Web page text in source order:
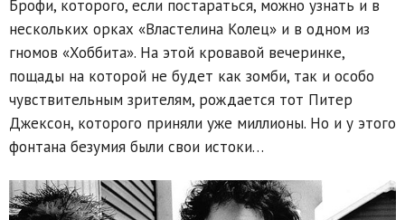
Брофи, которого, если постараться, можно узнать и в
нескольких орках «Властелина Колец» и в одном из
гномов «Хоббита». На этой кровавой вечеринке,
пощады на которой не будет как зомби, так и особо
чувствительным зрителям, рождается тот Питер
Джексон, которого приняли уже миллионы. Но и у этого
фонтана безумия были свои истоки…